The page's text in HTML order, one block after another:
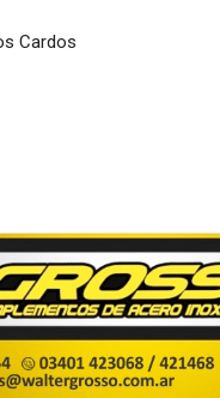
Cardos